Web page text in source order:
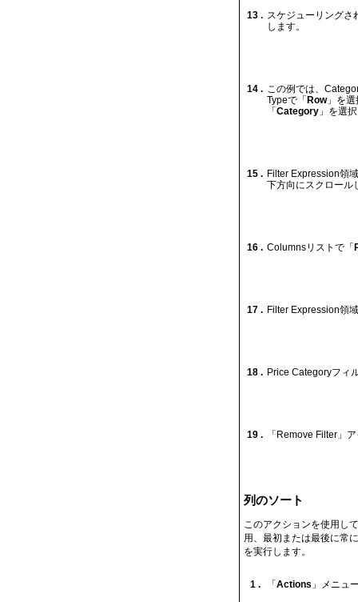
13 . スケジューリングさ
します。
14 . この例では、
Typeで「 Row」を選
「 Category 」を選
15 . Filter Expression領
下方向にスクロール
16 . Columnsリストで「
17 . Filter Expression領
18 . Price Categoryフィ
19 . 「Remove Filter」
列のソート
このアクションを使用し
用、最初または最後に常
を実行します。
1 . 「Actions 」メニュ